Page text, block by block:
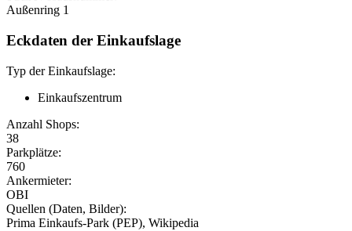
Außenring 1
Eckdaten der Einkaufslage
Typ der Einkaufslage:
Einkaufszentrum
Anzahl Shops:
38
Parkplätze:
760
Ankermieter:
OBI
Quellen (Daten, Bilder):
Prima Einkaufs-Park (PEP), Wikipedia